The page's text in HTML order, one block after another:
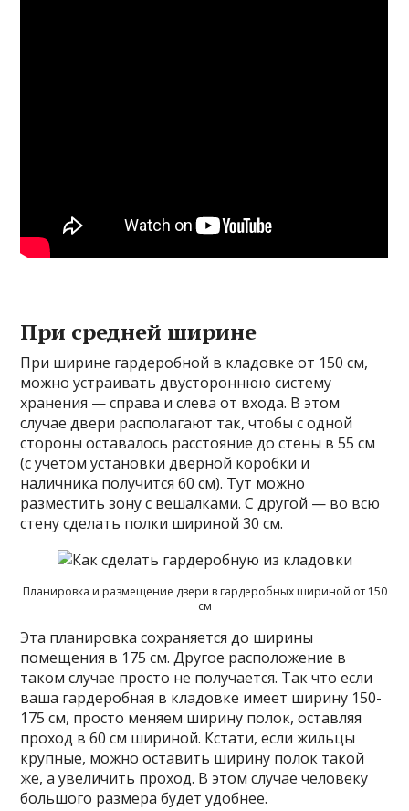
При средней ширине
При ширине гардеробной в кладовке от 150 см,
можно устраивать двустороннюю систему
хранения — справа и слева от входа. В этом
случае двери располагают так, чтобы с одной
стороны оставалось расстояние до стены в 55 см
(с учетом установки дверной коробки и
наличника получится 60 см). Тут можно
разместить зону с вешалками. С другой — во всю
стену сделать полки шириной 30 см.
Планировка и размещение двери в гардеробных шириной от 150
см
Эта планировка сохраняется до ширины
помещения в 175 см. Другое расположение в
таком случае просто не получается. Так что если
ваша гардеробная в кладовке имеет ширину 150-
175 см, просто меняем ширину полок, оставляя
проход в 60 см шириной. Кстати, если жильцы
крупные, можно оставить ширину полок такой
же, а увеличить проход. В этом случае человеку
большого размера будет удобнее.